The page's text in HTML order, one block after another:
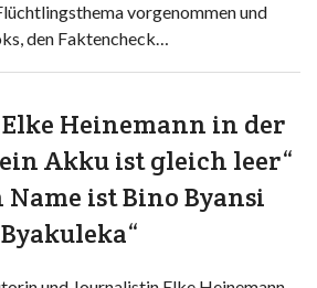
vorgenommen und
den Faktencheck…
Elke Heinemann in der
Akku ist gleich leer“
ist Bino Byansi
Byakuleka“